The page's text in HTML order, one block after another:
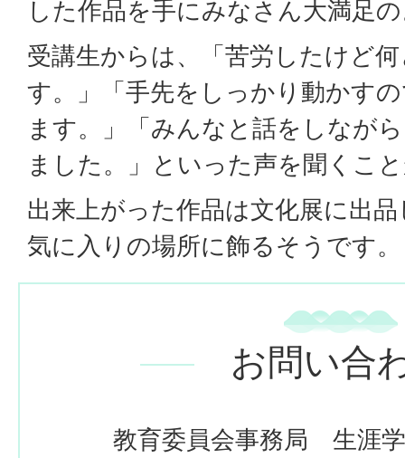
した作品を手にみなさん大満足
受講生からは、「苦労したけど
す。」「手先をしっかり動かす
ます。」「みんなと話をしなが
ました。」といった声を聞くこ
出来上がった作品は文化展に出
気に入りの場所に飾るそうです。
お問い合
教育委員会事務局 生涯